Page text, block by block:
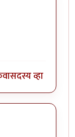
सदस्य व्हा